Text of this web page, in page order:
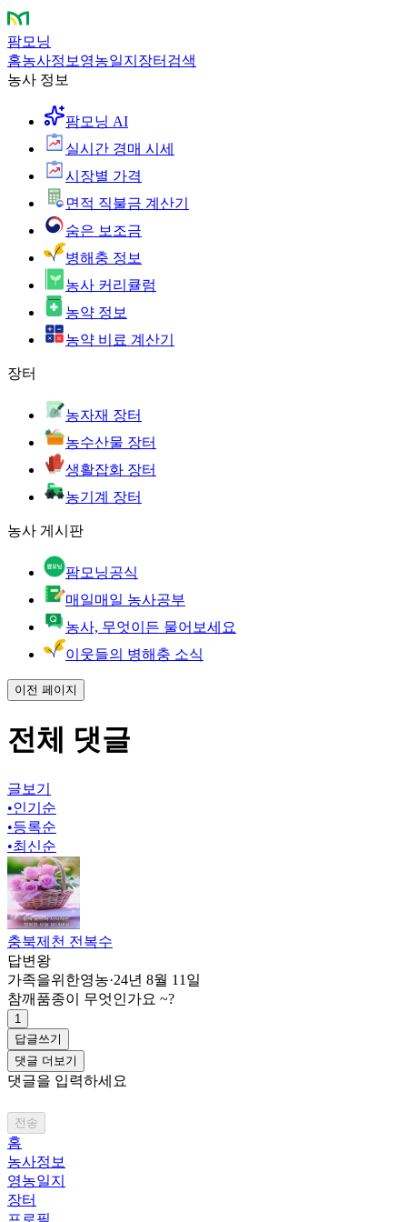
팜모닝
홈농사정보 영농일지 장터 검색
농사 정보
팜모닝 AI
실시간 경매 시세
시장별 가격
면적 직불금 계산기
숨은 보조금
병해충 정보
농사 커리큘럼
농약 정보
농약 비료 계산기
장터
농자재 장터
농수산물 장터
생활잡화 장터
농기계 장터
농사 게시판
팜모닝공식
매일매일 농사공부
농사, 무엇이든 물어보세요
이웃들의 병해충 소식
이전 페이지
전체 댓글
글보기
•인기순
•등록순
•최신순
충북제천 전복수
답변왕
가족을위한영농·24년 8월 11일
참깨품종이 무엇인가요 ~?
1
답글쓰기
댓글 더보기
댓글을 입력하세요
전송
홈
농사정보
영농일지
장터
프로필